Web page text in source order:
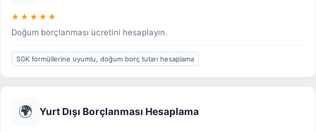
★★★★★
Doğum borçlanması ücretini hesaplayın.
SGK formüllerine uyumlu, doğum borç tutarı hesaplama
🌍 Yurt Dışı Borçlanması Hesaplama